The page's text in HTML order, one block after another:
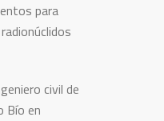
para
civil de
Bío en